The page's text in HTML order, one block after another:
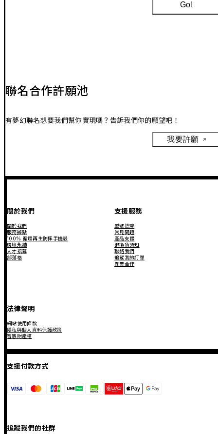
Go!
聯名合作許願池
有夢幻聯名想要我們幫你實現嗎？告訴我們你的願望吧！
我要許願
關於我們
關於我們
服務據點
100% 循環再生防摔手機殼
環境永續
人才招募
部落格
支援服務
型號總覽
常見問題
產品支援
退換貨須知
聯絡我們
追蹤我的訂單
異業合作
法律聲明
網站使用條款
隱私與個人資料保護政策
智慧財產權
支援付款方式
追蹤我們的社群